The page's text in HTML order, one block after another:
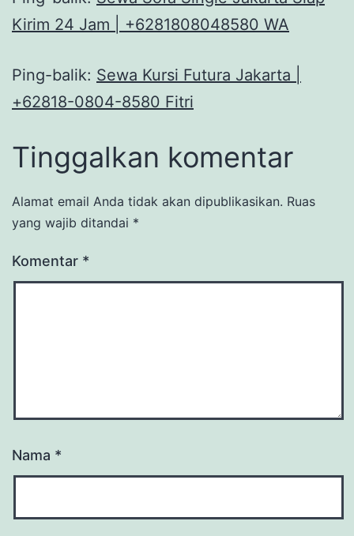
Kirim 24 Jam | +6281808048580 WA
Ping-balik: Sewa Kursi Futura Jakarta |
+62818-0804-8580 Fitri
Tinggalkan komentar
Alamat email Anda tidak akan dipublikasikan. Ruas
yang wajib ditandai *
Komentar *
Nama *